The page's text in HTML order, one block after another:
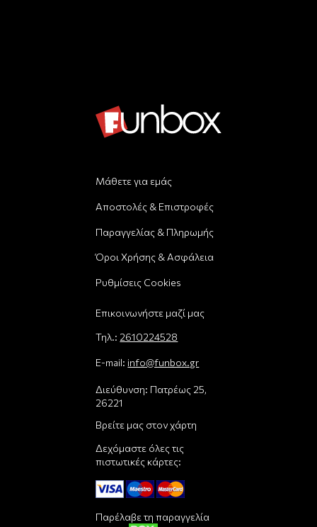
Μάθετε για εμάς
Αποστολές & Επιστροφές
Παραγγελίας & Πληρωμής
Όροι Χρήσης & Ασφάλεια
Ρυθμίσεις Cookies
Επικοινωνήστε μαζί μας
Τηλ.: 2610224528
E-mail: info@funbox.gr
Διεύθυνση: Πατρέως 25,
26221
Βρείτε μας στον χάρτη
Δεχόμαστε όλες τις
πιστωτικές κάρτες:
Παρέλαβε τη παραγγελία